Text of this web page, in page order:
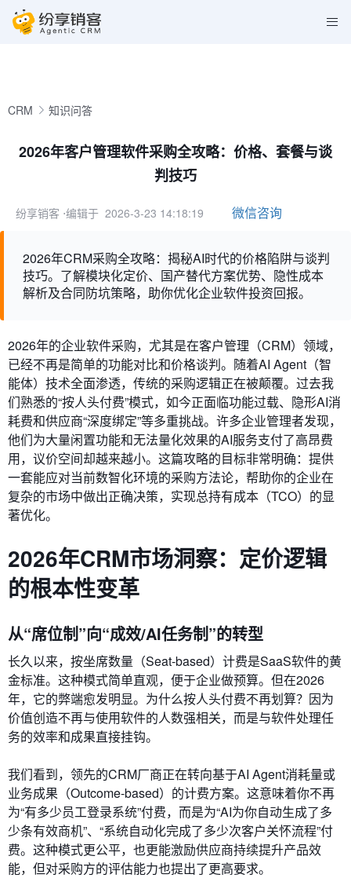
CRM 知识问答
2026年客户管理软件采购全攻略：价格、套餐与谈
判技巧
纷享销客 ⋅编辑于 2026-3-23 14:18:19 微信咨询
2026年CRM采购全攻略：揭秘AI时代的价格陷阱与谈判
技巧。了解模块化定价、国产替代方案优势、隐性成本
解析及合同防坑策略，助你优化企业软件投资回报。
2026年的企业软件采购，尤其是在客户管理（CRM）领域，
已经不再是简单的功能对比和价格谈判。随着AI Agent（智
能体）技术全面渗透，传统的采购逻辑正在被颠覆。过去我
们熟悉的“按人头付费”模式，如今正面临功能过载、隐形AI消
耗费和供应商“深度绑定”等多重挑战。许多企业管理者发现，
他们为大量闲置功能和无法量化效果的AI服务支付了高昂费
用，议价空间却越来越小。这篇攻略的目标非常明确：提供
一套能应对当前数智化环境的采购方法论，帮助你的企业在
复杂的市场中做出正确决策，实现总持有成本（TCO）的显
著优化。
2026年CRM市场洞察：定价逻辑
的根本性变革
从“席位制”向“成效/AI任务制”的转型
长久以来，按坐席数量（Seat-based）计费是SaaS软件的黄
金标准。这种模式简单直观，便于企业做预算。但在2026
年，它的弊端愈发明显。为什么按人头付费不再划算？因为
价值创造不再与使用软件的人数强相关，而是与软件处理任
务的效率和成果直接挂钩。
我们看到，领先的CRM厂商正在转向基于AI Agent消耗量或
业务成果（Outcome-based）的计费方案。这意味着你不再
为“有多少员工登录系统”付费，而是为“AI为你自动生成了多
少条有效商机”、“系统自动化完成了多少次客户关怀流程”付
费。这种模式更公平，也更能激励供应商持续提升产品效
能，但对采购方的评估能力也提出了更高要求。